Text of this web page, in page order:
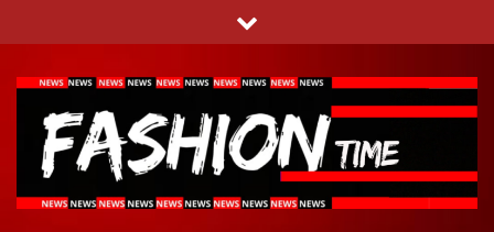
to
content